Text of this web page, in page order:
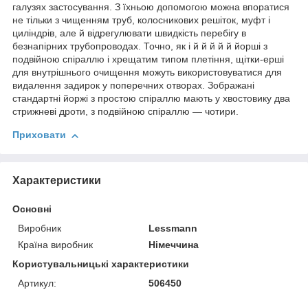
галузях застосування. З їхньою допомогою можна впоратися
не тільки з чищенням труб, колосникових решіток, муфт і
циліндрів, але й відрегулювати швидкість перебігу в
безнапірних трубопроводах. Точно, як і й й й й й йорші з
подвійною спіраллю і хрещатим типом плетіння, щітки-ерші
для внутрішнього очищення можуть використовуватися для
видалення задирок у поперечних отворах. Зображані
стандартні йоржі з простою спіраллю мають у хвостовику два
стрижневі дроти, з подвійною спіраллю — чотири.
Приховати
Характеристики
Основні
Виробник
Lessmann
Країна виробник
Німеччина
Користувальницькі характеристики
Артикул:
506450